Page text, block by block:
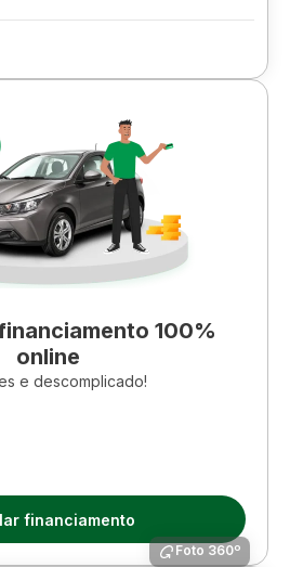
100%
online
e descomplicado!
financiamento
Foto 360º